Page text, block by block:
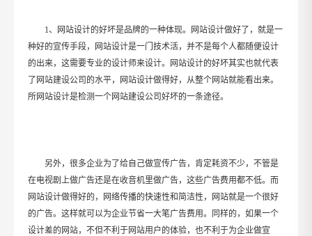
1、网站设计的好坏是品牌的一种体现。网站设计做好了，就是一
种好的宣传手段，网站设计是一门技术活，并不是每个人都随便设计
的出来，这需要专业的设计师来设计。网站设计的好坏其实也就代表
了网站建设公司的水平，网站设计做得好，从整个网站就能看出来。
所网站设计是检测一个网站建设公司好坏的一条途径。
另外，很多企业为了给自己做宣传广告，肯定耗资不少，不管是
在电视剧上做广告还是在收音机里做广告，这些广告费用都不低。而
网站设计做得好的，网络传播的快速性和简洁性，网站就是一个很好
的广告。这样就可以为企业节省一大笔广告费用。同样的，如果一个
设计差的网站，不但不利于网站用户的体验，也不利于为企业做宣